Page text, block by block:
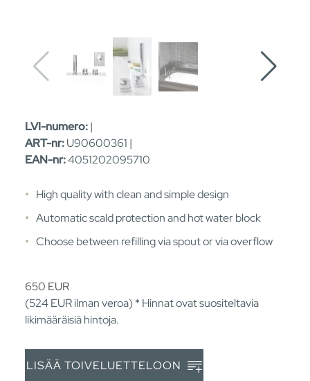
LVI-numero:|
ART-nr:U90600361 |
EAN-nr:4051202095710
High quality with clean and simple design
Automatic scald protection and hot water block
Choose between refilling via spout or via overflow
650 EUR
(524EURilman veroa) * Hinnat ovat suositeltavia
likimääräisiä hintoja.
LISÄÄ TOIVELUETTELOON